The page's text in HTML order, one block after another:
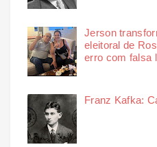
Jerson
eleitoral de
erro com falsa
Franz Kafka: